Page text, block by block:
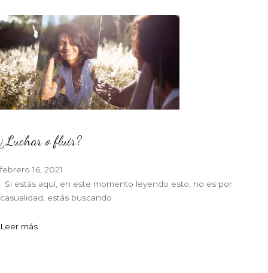
¿Luchar o fluir?
febrero 16, 2021
Si estás aquí, en este momento leyendo esto, no es por
casualidad, estás buscando
Leer más